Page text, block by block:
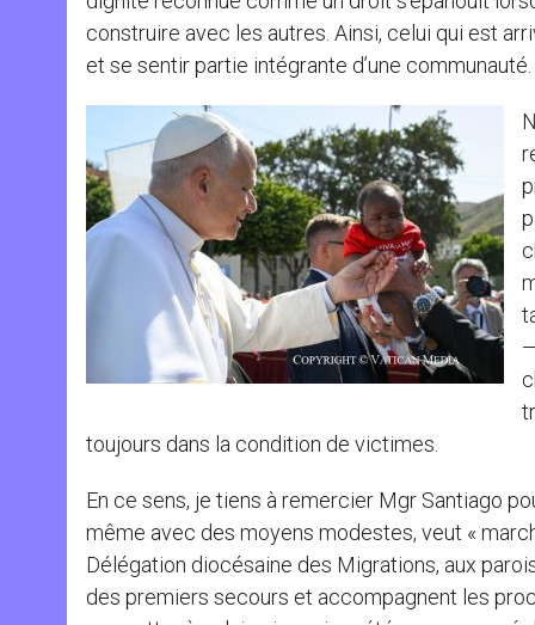
construire avec les autres. Ainsi, celui qui est
et se sentir partie intégrante d’une
toujours dans la condition de victimes.
En ce sens, je tiens à remercier Mgr Santiago
même avec des moyens modestes, veut «
Délégation diocésaine des Migrations, aux
des premiers secours et accompagnent les